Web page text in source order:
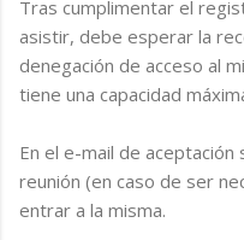
Tras cumplimentar el
asistir, debe esperar la
denegación de acceso al
tiene una capacidad
En el e-mail de
reunión (en caso de ser
entrar a la misma.